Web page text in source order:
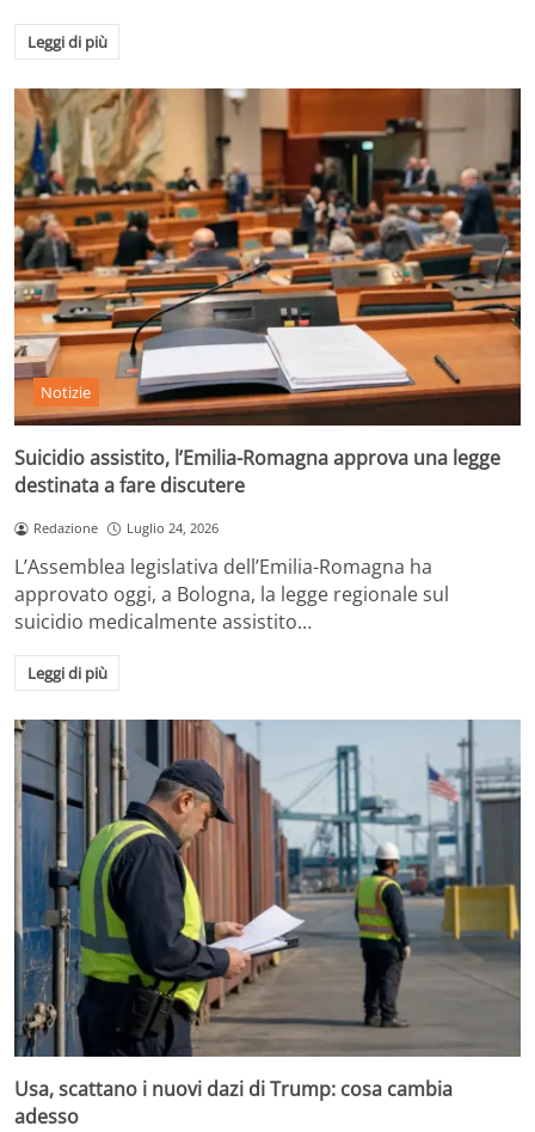
Leggi di più
Notizie
Suicidio assistito, l’Emilia-Romagna approva una legge
destinata a fare discutere
Redazione Luglio 24, 2026
L’Assemblea legislativa dell’Emilia-Romagna ha
approvato oggi, a Bologna, la legge regionale sul
suicidio medicalmente assistito…
Leggi di più
Usa, scattano i nuovi dazi di Trump: cosa cambia
adesso